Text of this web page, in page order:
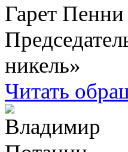
Гарет Пенни
никель»
Читать